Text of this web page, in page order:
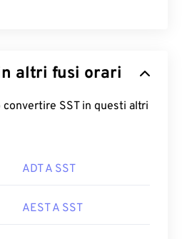
altri fusi orari
convertire SST in questi altri
ADT A SST
AEST A SST